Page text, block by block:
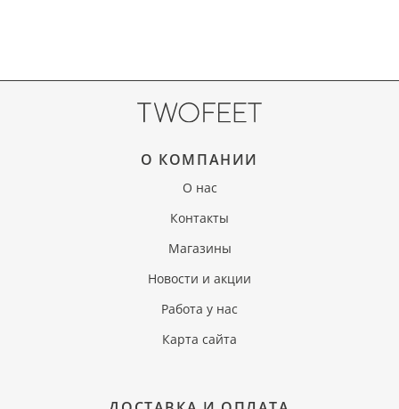
О КОМПАНИИ
О нас
Контакты
Магазины
Новости и акции
Работа у нас
Карта сайта